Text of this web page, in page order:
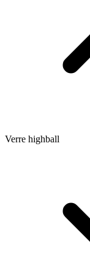
Verre highball